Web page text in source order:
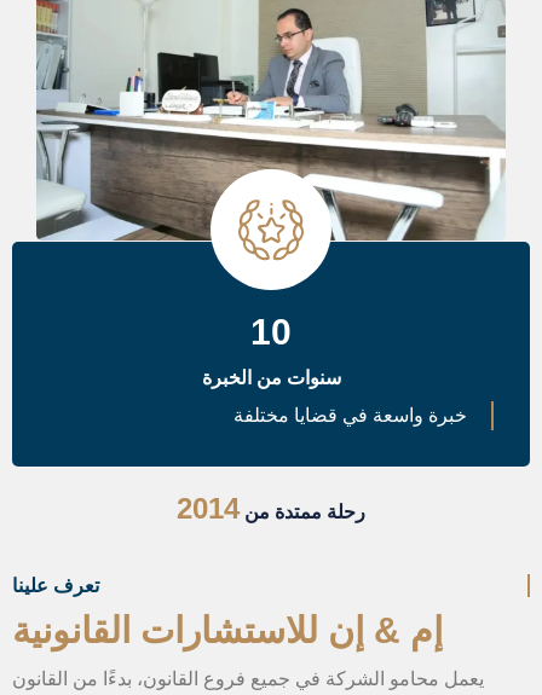
رحلة ممتدة من 2014
10
سنوات من الخبرة
خبرة واسعة في قضايا مختلفة
تعرف علينا
إم & إن للاستشارات القانونية
يعمل محامو الشركة في جميع فروع القانون، بدءًا من القانون